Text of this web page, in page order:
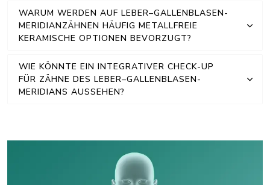
WARUM WERDEN AUF LEBER–GALLENBLASEN-
MERIDIANZÄHNEN HÄUFIG METALLFREIE
KERAMISCHE OPTIONEN BEVORZUGT?
WIE KÖNNTE EIN INTEGRATIVER CHECK-UP
FÜR ZÄHNE DES LEBER–GALLENBLASEN-
MERIDIANS AUSSEHEN?